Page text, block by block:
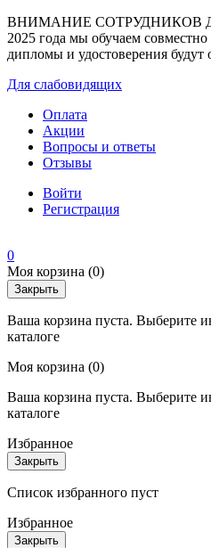
ВНИМАНИЕ СОТРУДНИКОВ
2025 года мы обучаем
дипломы и удостоверения будут
Для слабовидящих
Оплата
Акции
Вопросы и ответы
Отзывы
Войти
Регистрация
0
Моя корзина (0)
Закрыть
Ваша корзина пуста. Выберите
каталоге
Моя корзина (0)
Ваша корзина пуста. Выберите
каталоге
Избранное
Закрыть
Список избранного пуст
Избранное
Закрыть